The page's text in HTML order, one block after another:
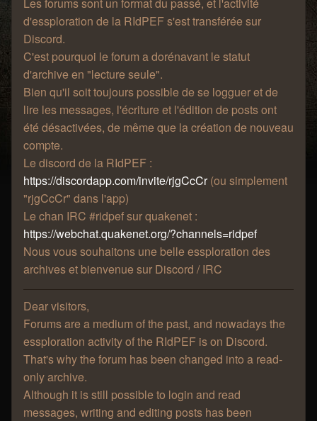
d'essploration de la RIdPEF s'est transférée sur
Discord.
C'est pourquoi le forum a dorénavant le statut
d'archive en "lecture seule".
Bien qu'il soit toujours possible de se logguer et de
lire les messages, l'écriture et l'édition de posts ont
été désactivées, de même que la création de nouveau
compte.
Le discord de la RIdPEF :
https://discordapp.com/invite/rjgCcCr(ou simplement
"rjgCcCr" dans l'app)
Le chan IRC #ridpef sur quakenet :
https://webchat.quakenet.org/?channels=ridpef
Nous vous souhaitons une belle essploration des
archives et bienvenue sur Discord / IRC
Dear visitors,
Forums are a medium of the past, and nowadays the
essploration activity of the RIdPEF is on Discord.
That's why the forum has been changed into a read-
only archive.
Although it is still possible to login and read
messages, writing and editing posts has been